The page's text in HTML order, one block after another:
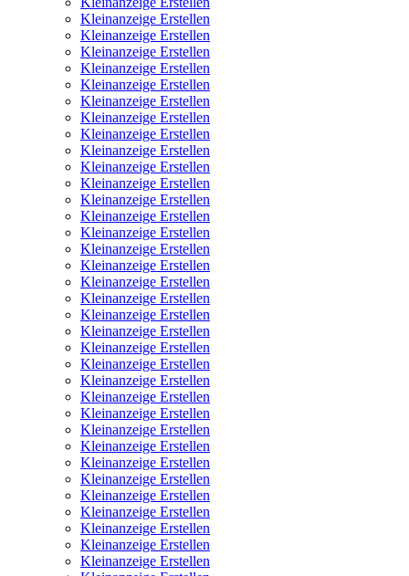
Kleinanzeige Erstellen
Kleinanzeige Erstellen
Kleinanzeige Erstellen
Kleinanzeige Erstellen
Kleinanzeige Erstellen
Kleinanzeige Erstellen
Kleinanzeige Erstellen
Kleinanzeige Erstellen
Kleinanzeige Erstellen
Kleinanzeige Erstellen
Kleinanzeige Erstellen
Kleinanzeige Erstellen
Kleinanzeige Erstellen
Kleinanzeige Erstellen
Kleinanzeige Erstellen
Kleinanzeige Erstellen
Kleinanzeige Erstellen
Kleinanzeige Erstellen
Kleinanzeige Erstellen
Kleinanzeige Erstellen
Kleinanzeige Erstellen
Kleinanzeige Erstellen
Kleinanzeige Erstellen
Kleinanzeige Erstellen
Kleinanzeige Erstellen
Kleinanzeige Erstellen
Kleinanzeige Erstellen
Kleinanzeige Erstellen
Kleinanzeige Erstellen
Kleinanzeige Erstellen
Kleinanzeige Erstellen
Kleinanzeige Erstellen
Kleinanzeige Erstellen
Kleinanzeige Erstellen